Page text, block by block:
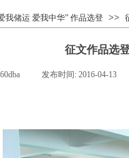
我储运 爱我中华” 作品选登 >>
征文作品选
发布时间: 2016-04-13